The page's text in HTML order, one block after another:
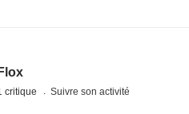
Flox
critique Suivre son activité